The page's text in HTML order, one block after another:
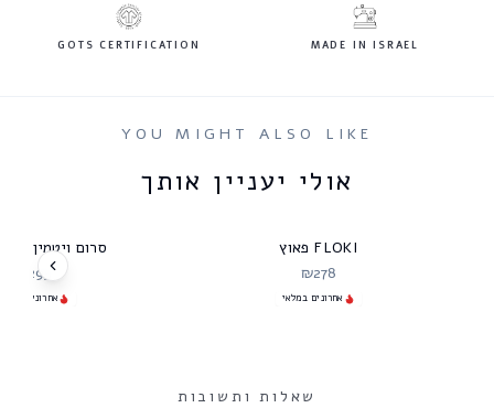
GOTS CERTIFICATION MADE IN ISRAEL
YOU MIGHT ALSO LIKE
אולי יעניין אותך
FLOKI פאוץ
₪278
אחרונים במלאי
סרום ויטמין C מרקחתא
295
אחרונים
שאלות ותשובות